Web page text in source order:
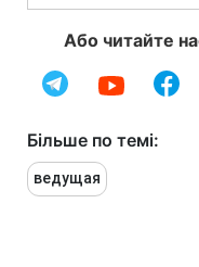
Або читайте
Більше по темі:
ведущая